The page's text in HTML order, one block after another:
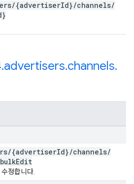
/{advertiserId}/channels/
.advertisers.channels.
/{advertiserId}/channels/
Edit
정합니다.